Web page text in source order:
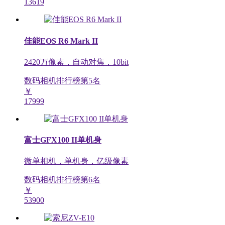
13619
佳能EOS R6 Mark II
2420万像素，自动对焦，10bit
数码相机排行榜第5名
￥
17999
富士GFX100 II单机身
微单相机，单机身，亿级像素
数码相机排行榜第6名
￥
53900